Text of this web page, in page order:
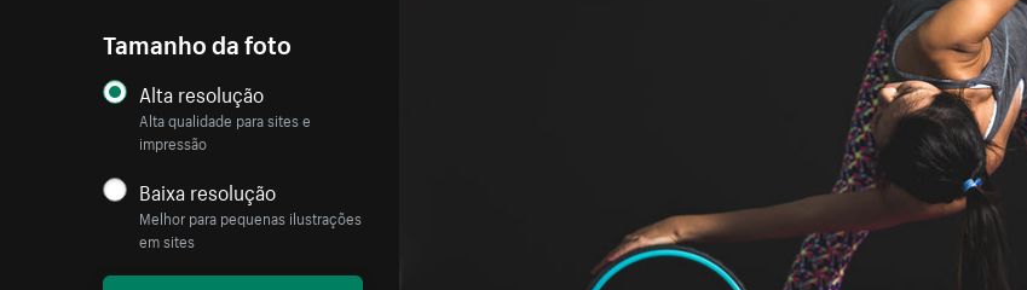
Tamanho da foto
Alta resolução
Alta qualidade para sites e
impressão
Baixa resolução
Melhor para pequenas ilustrações
em sites